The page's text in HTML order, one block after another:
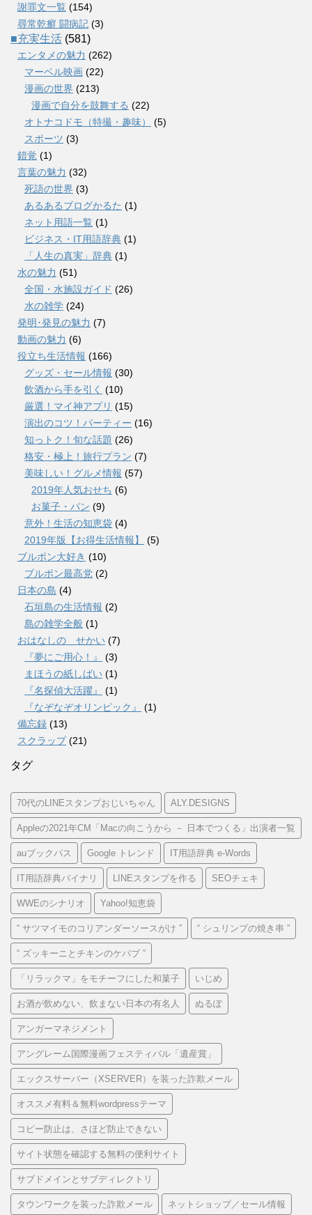
謝罪文一覧 (154)
尋常乾癬 闘病記 (3)
■充実生活 (581)
エンタメの魅力 (262)
マーベル映画 (22)
漫画の世界 (213)
漫画で自分を鼓舞する (22)
オトナコドモ（特撮・趣味）
(5)
スポーツ (3)
錯覚 (1)
言葉の魅力 (32)
死語の世界 (3)
あるあるブログかるた (1)
ネット用語一覧 (1)
ビジネス・IT用語辞典 (1)
「人生の真実」辞典 (1)
水の魅力 (51)
全国・水施設ガイド (26)
水の雑学 (24)
発明･発見の魅力 (7)
動画の魅力 (6)
役立ち生活情報 (166)
グッズ・セール情報 (30)
飲酒から手を引く (10)
厳選！マイ神アプリ (15)
演出のコツ！パーティー (16)
知っトク！旬な話題 (26)
格安・極上！旅行プラン (7)
美味しい！グルメ情報 (57)
2019年人気おせち (6)
お菓子・パン (9)
意外！生活の知恵袋 (4)
2019年版【お得生活情報】
(5)
ブルボン大好き (10)
ブルボン最高党 (2)
日本の島 (4)
石垣島の生活情報 (2)
島の雑学全般 (1)
おはなしの せかい (7)
『夢にご用心！』
(3)
まほうの紙しばい (1)
『名探偵大活躍』
(1)
『なぞなぞオリンピック』
(1)
備忘録 (13)
スクラップ(21)
タグ
70代のLINEスタンプおじいちゃん ALY.DESIGNS
Appleの2021年CM「Macの向こうから － 日本でつくる」出演者一覧
auブックパス Google トレンド IT用語辞典 e-Words
IT用語辞典バイナリ LINEスタンプを作る SEOチェキ
WWEのシナリオ Yahoo!知恵袋
“ サツマイモのコリアンダーソースがけ ” “ シュリンプの焼き串 ”
“ ズッキーニとチキンのケバブ ”
「リラックマ」をモチーフにした和菓子 いじめ
お酒が飲めない、飲まない日本の有名人 ぬるぽ
アンガーマネジメント
アングレーム国際漫画フェスティバル「遺産賞」
エックスサーバー（XSERVER）を装った詐欺メール
オススメ有料＆無料wordpressテーマ
コピー防止は、さほど防止できない
サイト状態を確認する無料の便利サイト
サブドメインとサブディレクトリ
タウンワークを装った詐欺メール ネットショップ／セール情報